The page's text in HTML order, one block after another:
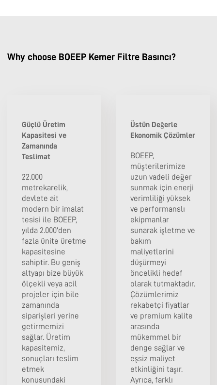
Why choose BOEEP Kemer Filtre Basıncı?
Güçlü Üretim
Kapasitesi ve
Zamanında
Teslimat
22.000
metrekarelik,
devlete ait
modern bir imalat
tesisi ile BOEEP,
yılda 2.000'den
fazla ünite üretme
kapasitesine
sahiptir. Bu geniş
altyapı bize büyük
ölçekli veya acil
projeler için bile
zamanında
siparişleri yerine
getirmemizi
sağlar. Üretim
kapasitemiz,
sonuçları teslim
etmek
konusundaki
Üstün Değerle
Ekonomik Çözümler
BOEEP,
müşterilerimize
uzun vadeli değer
sunmak için enerji
verimliliği yüksek
ve performanslı
ekipmanlar
sunarak işletme ve
bakım
maliyetlerini
düşürmeyi
öncelikli hedef
olarak tutmaktadır.
Çözümlerimiz
rekabetçi fiyatlar
ve premium kalite
arasında
mükemmel bir
denge sağlar ve
eşsiz maliyet
etkinliğini taşır.
Ayrıca, farklı